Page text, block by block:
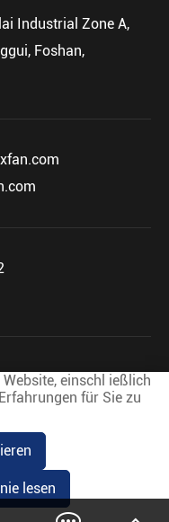
Industrial Zone A,
Foshan,
Co.,Ltd.
einschl ießlich
für Sie zu
lesen